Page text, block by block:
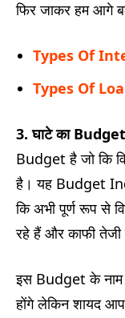
फिर जाकर हम आगे
Types Of
Types Of
3. घाटे का
Budget है जो कि
है। यह Budget
कि अभी पूर्ण रूप से
रहे हैं और काफी तेजी
इस Budget के
होंगे लेकिन शायद